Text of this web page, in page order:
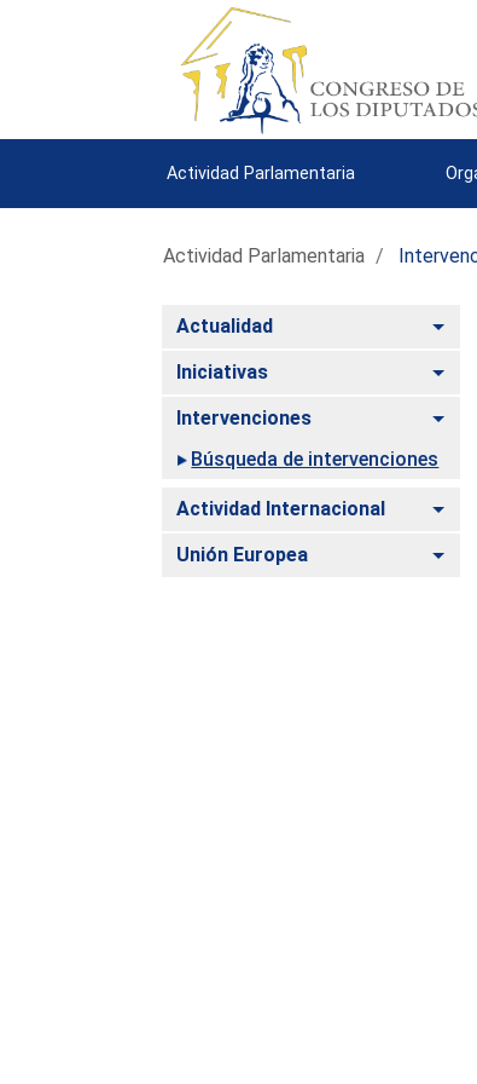
Actividad Parlamentaria
Actividad Parlamentaria
Actualidad
Iniciativas
Intervenciones
Búsqueda de intervenciones
Actividad Internacional
Unión Europea